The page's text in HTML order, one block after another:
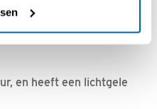
geluidjes van man
en heeft een lichtgele